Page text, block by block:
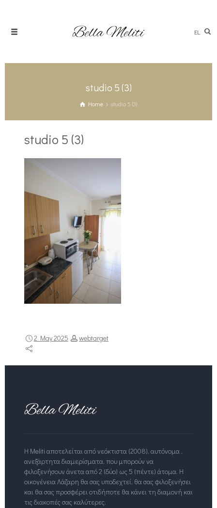
EL
studio 5 (3)
Home studio 5 (3)
studio 5 (3)
2 May 2025 webtarget
Η Meliti αποτελείται από νεόκτιστα (2008), αυτόνομα ,
ανεξάρτητα διαμερίσματα, που μπορούν να
φιλοξενήσουν άνετα από 2 (δύο) ως 5 (πέντε) άτομα. Η
οικογένεια Λάζαρη θα σας υποδεχτεί, θα σας φιλοξενήσει
και θα σας προσφέρει οτιδήποτε θα κάνει τη διαμονή και
τις διακοπές σας καλύτερες.